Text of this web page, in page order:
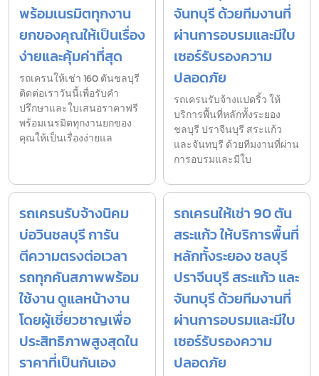
พร้อมเนรมิตทุกงาน
ยกของคุณให้เป็นเรื่อง
ง่ายและคุ้มค่าที่สุด
รถเครนให้เช่า 160 ตันชลบุรี
ติดต่อเราวันนี้เพื่อรับคำ
ปรึกษาและใบเสนอราคาฟรี
พร้อมเนรมิตทุกงานยกของ
คุณให้เป็นเรื่องง่ายแล
จันทบุรี ด้วยทีมงานที่
ผ่านการอบรมและมีใบ
เซอร์รับรองความ
ปลอดภัย
รถเครนรับจ้างแปดริ้ว ให้
บริการพื้นที่หลักทั้งระยอง
ชลบุรี ปราจีนบุรี สระแก้ว
และจันทบุรี ด้วยทีมงานที่ผ่าน
การอบรมและมีใบ
รถเครนรับจ้างนิคม
บ่อวินชลบุรี การัน
ตีความตรงต่อเวลา
รถทุกคันสภาพพร้อม
ใช้งาน ดูแลหน้างาน
โดยผู้เชี่ยวชาญเพื่อ
ประสิทธิภาพสูงสุดใน
ราคาที่เป็นกันเอง
รถเครนให้เช่า 90 ตัน
สระแก้ว ให้บริการพื้นที่
หลักทั้งระยอง ชลบุรี
ปราจีนบุรี สระแก้ว และ
จันทบุรี ด้วยทีมงานที่
ผ่านการอบรมและมีใบ
เซอร์รับรองความ
ปลอดภัย